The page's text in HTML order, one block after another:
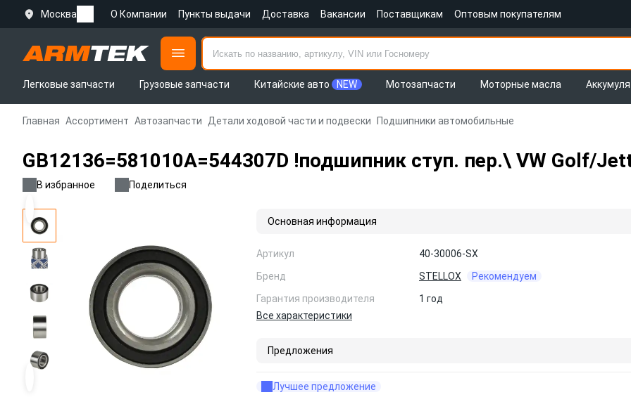
Москва О Компании Пункты выдачи Доставка Вакансии Поставщикам Оптовым покупателям
Легковые запчасти
Грузовые запчасти Китайские авто NEW Мотозапчасти Моторные масла
Главная Ассортимент Автозапчасти Детали ходовой части и подвески Подшипники автомобильные
GB12136=581010A=544307D !подшипник ступ. пер.\ VW Golf/
В избранное Поделиться
Основная информация
Артикул
40-30006-SX
Бренд
STELLOX
Рекомендуем
Гарантия производителя
1 год
Все характеристики
Предложения
Лучшее предложение